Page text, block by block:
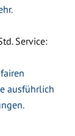
Service:
ausführlich